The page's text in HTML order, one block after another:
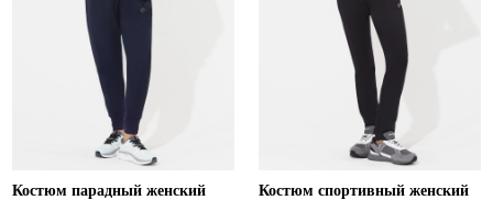
Костюм парадный женский
Костюм спортивный женский